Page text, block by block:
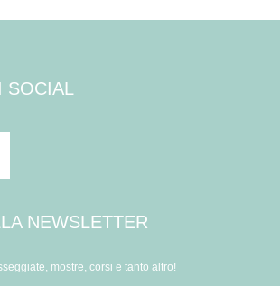
SOCIAL
NEWSLETTER
mostre, corsi e tanto altro!